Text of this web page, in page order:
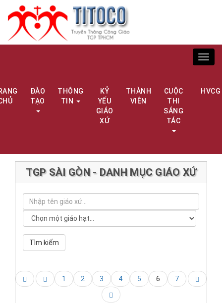
ĐÀO
TẠO
THÔNG
TIN
KỶ
YẾU
GIÁO
XỨ
THÀNH
VIÊN
CUỘC
THI
SÁNG
TÁC
HVCG
TGP SÀI GÒN - DANH MỤC GIÁO XỨ
Tìm kiếm
1 2 3 4 5 6 7